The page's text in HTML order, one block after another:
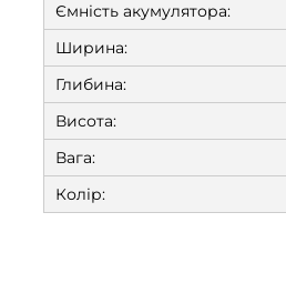
Ємність акумулятора:
Ширина:
Глибина:
Висота:
Вага:
Колір: